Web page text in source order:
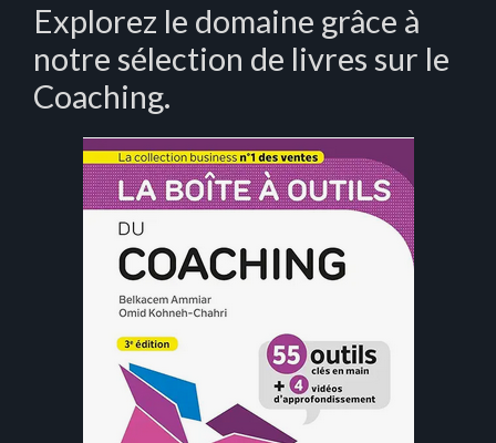
Explorez le domaine grâce à
notre sélection de livres sur le
Coaching.